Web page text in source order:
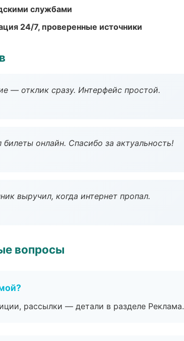
службами
24/7, проверенные источники
— отклик сразу. Интерфейс простой.
онлайн. Спасибо за актуальность!
выручил, когда интернет пропал.
вопросы
рассылки — детали в разделе Реклама.